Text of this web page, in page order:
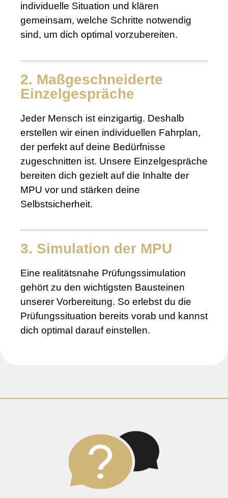
individuelle Situation und klären
gemeinsam, welche Schritte notwendig
sind, um dich optimal vorzubereiten.
2. Maßgeschneiderte
Einzelgespräche
Jeder Mensch ist einzigartig. Deshalb
erstellen wir einen individuellen Fahrplan,
der perfekt auf deine Bedürfnisse
zugeschnitten ist. Unsere Einzelgespräche
bereiten dich gezielt auf die Inhalte der
MPU vor und stärken deine
Selbstsicherheit.
3. Simulation der MPU
Eine realitätsnahe Prüfungssimulation
gehört zu den wichtigsten Bausteinen
unserer Vorbereitung. So erlebst du die
Prüfungssituation bereits vorab und kannst
dich optimal darauf einstellen.